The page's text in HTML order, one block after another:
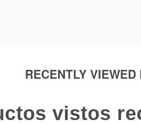
RECENTLY VIEWED
vistos